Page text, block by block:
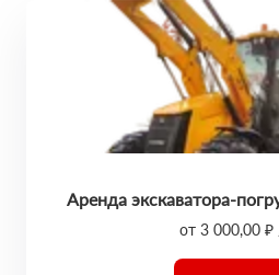
Аренда экскаватора-
от 3 000,00 ₽